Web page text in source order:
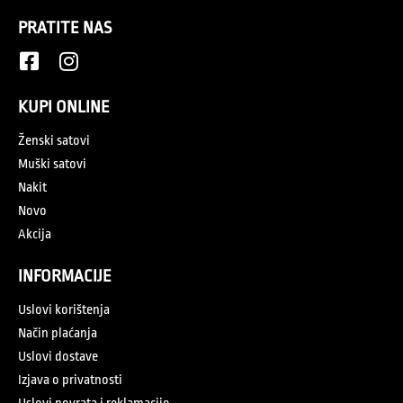
PRATITE NAS
KUPI ONLINE
Ženski satovi
Muški satovi
Nakit
Novo
Akcija
INFORMACIJE
Uslovi korištenja
Način plaćanja
Uslovi dostave
Izjava o privatnosti